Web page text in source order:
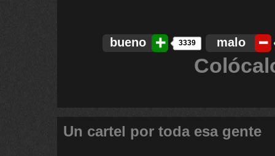
bueno 3339 malo
Un cartel por toda esa gente